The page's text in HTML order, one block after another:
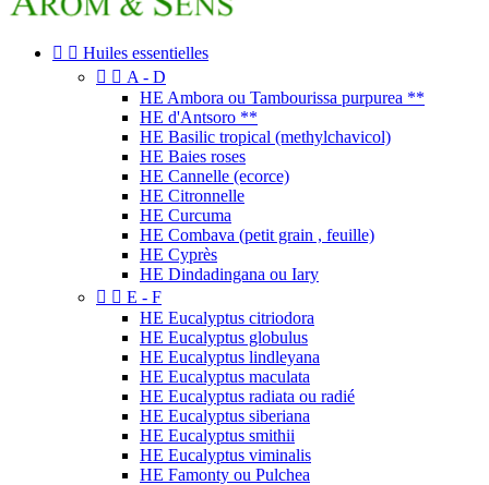
  Huiles essentielles
  A - D
HE Ambora ou Tambourissa purpurea **
HE d'Antsoro **
HE Basilic tropical (methylchavicol)
HE Baies roses
HE Cannelle (ecorce)
HE Citronnelle
HE Curcuma
HE Combava (petit grain , feuille)
HE Cyprès
HE Dindadingana ou Iary
  E - F
HE Eucalyptus citriodora
HE Eucalyptus globulus
HE Eucalyptus lindleyana
HE Eucalyptus maculata
HE Eucalyptus radiata ou radié
HE Eucalyptus siberiana
HE Eucalyptus smithii
HE Eucalyptus viminalis
HE Famonty ou Pulchea